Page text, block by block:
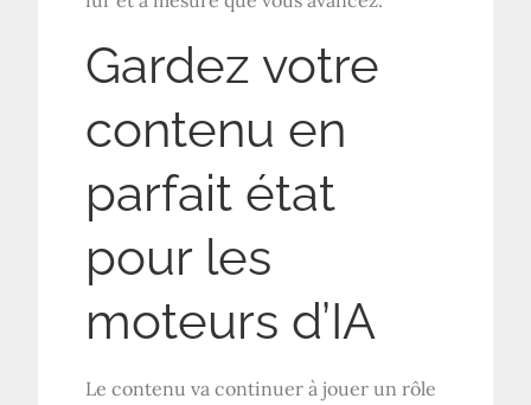
Gardez votre
contenu en
parfait état
pour les
moteurs d’IA
Le contenu va continuer à jouer un rôle